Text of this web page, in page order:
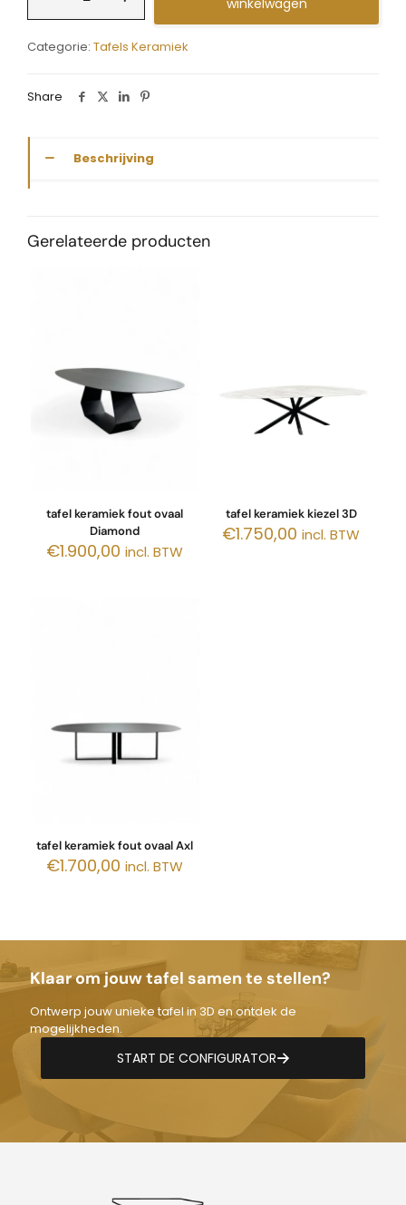
fout
Ebu
winkelwagen
Categorie: Tafels Keramiek
Share
Beschrijving
Gerelateerde producten
tafel keramiek fout ovaal
Diamond
€1.900,00 incl. BTW
tafel keramiek kiezel 3D
€1.750,00 incl. BTW
tafel keramiek fout ovaal Axl
€1.700,00 incl. BTW
Klaar om jouw tafel samen te stellen?
Ontwerp jouw unieke tafel in 3D en ontdek de
mogelijkheden.
START DE CONFIGURATOR